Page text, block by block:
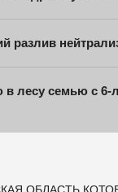
разлив
лесу семью с 6-